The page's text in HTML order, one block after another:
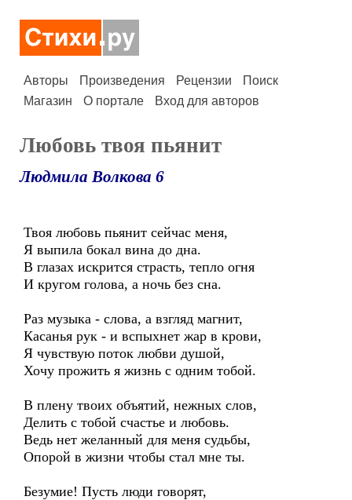
Авторы Произведения Рецензии
Поиск
Магазин
О портале Вход для авторов
Любовь твоя пьянит
Людмила Волкова 6
Твоя любовь пьянит сейчас меня,
Я выпила бокал вина до дна.
В глазах искрится страсть, тепло огня
И кругом голова, а ночь без сна.
Раз музыка - слова, а взгляд магнит,
Касанья рук - и вспыхнет жар в крови,
Я чувствую поток любви душой,
Хочу прожить я жизнь с одним тобой.
В плену твоих объятий, нежных слов,
Делить с тобой счастье и любовь.
Ведь нет желанный для меня судьбы,
Опорой в жизни чтобы стал мне ты.
Безумие! Пусть люди говорят,